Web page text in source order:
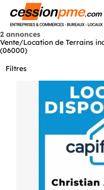
2 annonces
Vente/Location de Terrains
(06000)
Filtres